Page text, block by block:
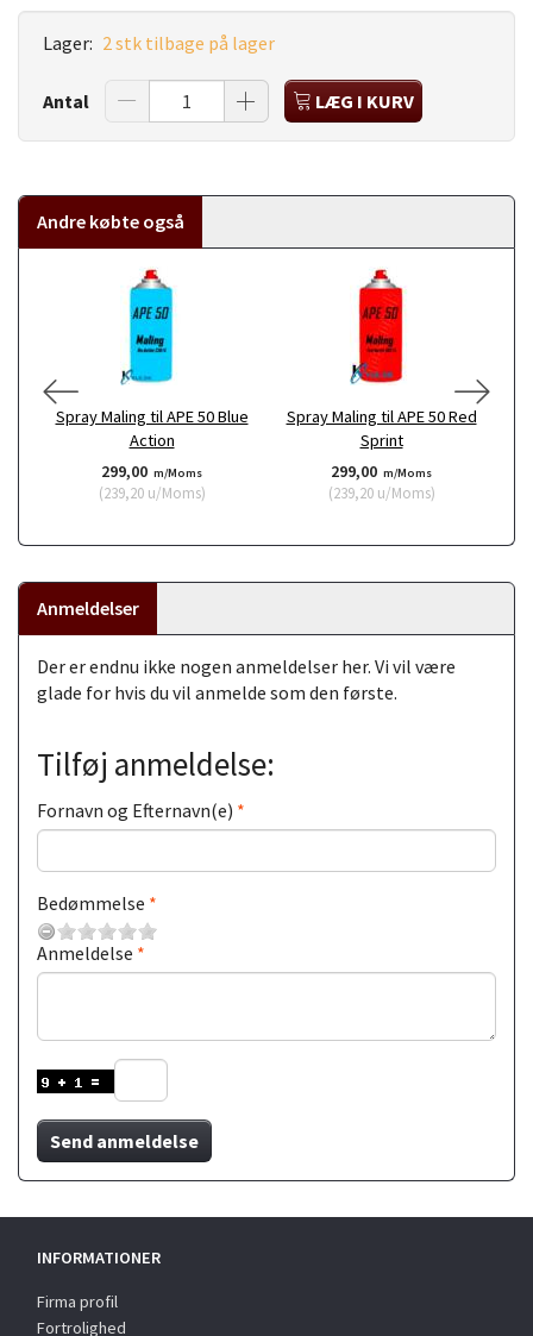
Lager: 2 stk tilbage på lager
Antal LÆG I KURV
Andre købte også
Spray Maling til APE 50 Blue
Action
299,00 m/Moms
(239,20u/Moms)
Spray Maling til APE 50 Red
Sprint
299,00 m/Moms
(239,20u/Moms)
Anmeldelser
Der er endnu ikke nogen anmeldelser her. Vi vil være
glade for hvis du vil anmelde som den første.
Tilføj anmeldelse:
Fornavn og Efternavn(e)
Bedømmelse
Anmeldelse
Send anmeldelse
INFORMATIONER
Firma profil
Fortrolighed